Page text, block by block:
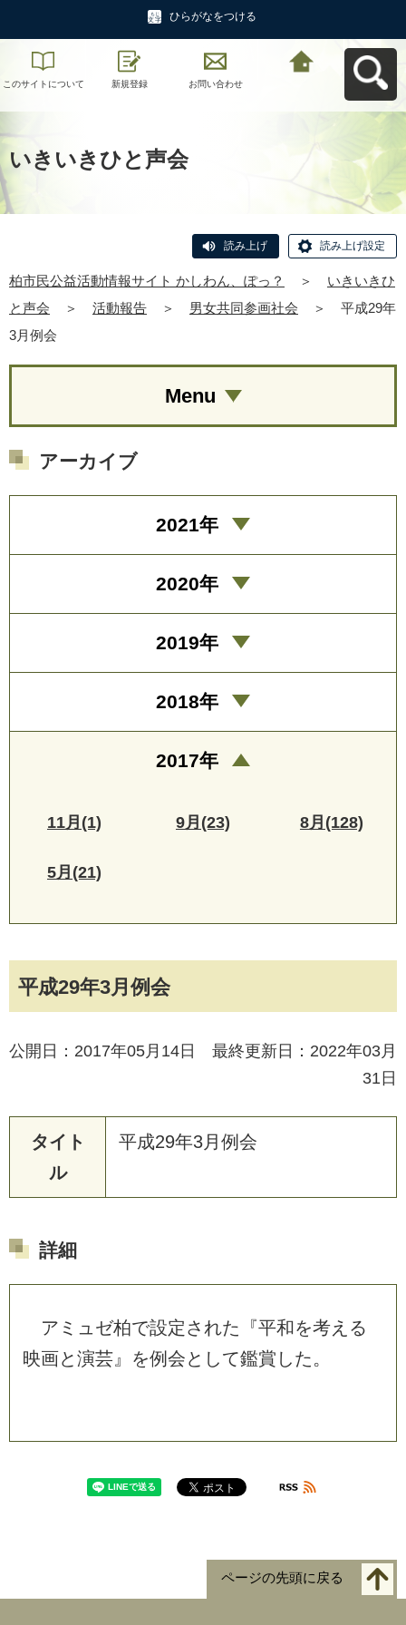
ひらがなをつける
このサイトについて 新規登録 お問い合わせ
いきいきひと声会
読み上げ 読み上げ設定
柏市民公益活動情報サイト かしわん、ぽっ？ ＞
いきいきひ
と声会
＞ 活動報告 ＞ 男女共同参画社会 ＞
平成29年
3月例会
平成29年3月例会
公開日：2017年05月14日 最終更新日：2022年03月
31日
タイト
ル
平成29年3月 例会
詳細
ア ミ ュ ゼ柏で設定さ れた 『平和を考え る
映画と演芸 』 を例会と して鑑賞 した。
Menu
アーカイブ
2021年
2020年
2019年
2018年
2017年
11月(1) 9月(23) 8月(128)
5月(21)
ページの先頭に戻る